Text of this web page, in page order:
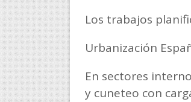
Los trabajos
Urbanización
En sectores
y cuneteo con